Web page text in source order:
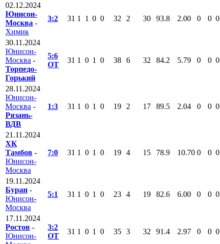
02.12.2024
Юнисон-
Москва -
Химик
3:2 31 1 1 0 0 32 2 30 93.8 2.00 0 0 0
30.11.2024
Юнисон-
Москва -
Торпедо-
Горький
5:6
ОТ
31 1 0 1 0 38 6 32 84.2 5.79 0 0 0
28.11.2024
Юнисон-
Москва -
Рязань-
ВДВ
1:3 31 1 0 1 0 19 2 17 89.5 2.04 0 0 0
21.11.2024
ХК
Тамбов -
Юнисон-
Москва
7:0 31 1 0 1 0 19 4 15 78.9 10.70 0 0 0
19.11.2024
Буран -
Юнисон-
Москва
5:1 31 1 0 1 0 23 4 19 82.6 6.00 0 0 0
17.11.2024
Ростов -
Юнисон-
3:2
ОТ
31 1 0 1 0 35 3 32 91.4 2.97 0 0 0